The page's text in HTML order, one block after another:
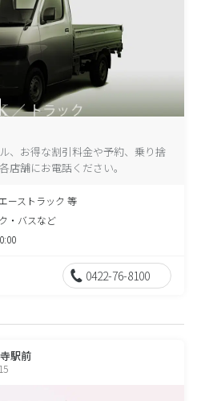
、お得な割引料金や予約、乗り捨
店舗にお電話ください。
ーストラック 等
・バスなど
0422-76-8100
駅前